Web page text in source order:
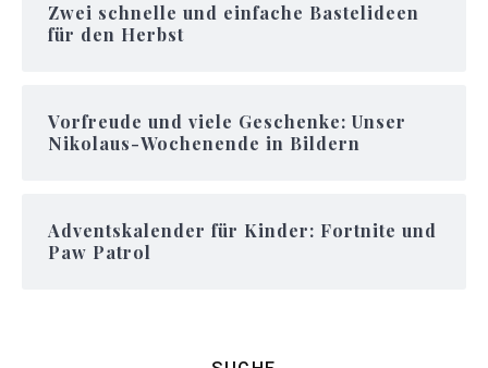
Zwei schnelle und einfache Bastelideen
für den Herbst
Vorfreude und viele Geschenke: Unser
Nikolaus-Wochenende in Bildern
Adventskalender für Kinder: Fortnite und
Paw Patrol